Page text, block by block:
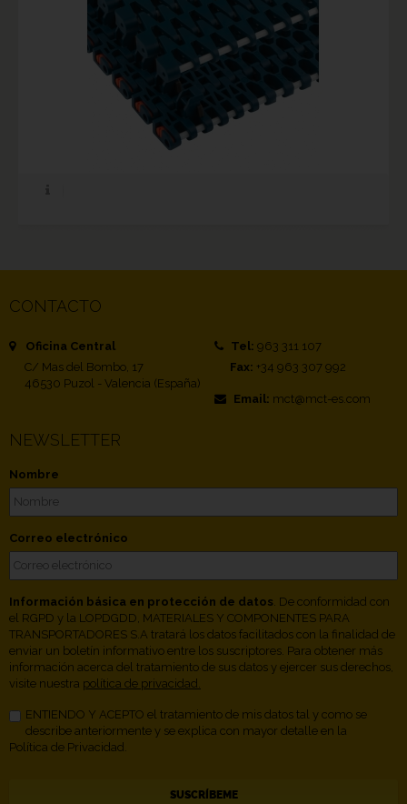
CONTACTO
Oficina Central
C/ Mas del Bombo, 17
46530 Puzol - Valencia (España)
Tel: 963 311 107
Fax: +34 963 307 992
Email: mct@mct-es.com
NEWSLETTER
Nombre
Correo electrónico
Información básica en protección de datos . De conformidad con
el RGPD y la LOPDGDD, MATERIALES Y COMPONENTES PARA
TRANSPORTADORES S.A tratará los datos facilitados con la finalidad de
enviar un boletín informativo entre los suscriptores. Para obtener más
información acerca del tratamiento de sus datos y ejercer sus derechos,
visite nuestra política de privacidad.
ENTIENDO Y ACEPTO el tratamiento de mis datos tal y como se
describe anteriormente y se explica con mayor detalle en la
Política de Privacidad.